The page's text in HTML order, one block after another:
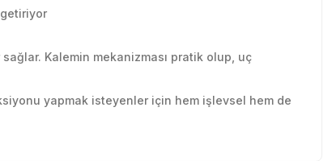
getiriyor
Kalemin mekanizması pratik olup, uç
yapmak isteyenler için hem işlevsel hem de